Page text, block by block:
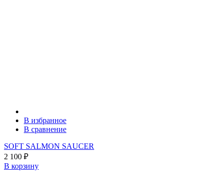
В избранное
В сравнение
SOFT SALMON SAUCER
2 100 ₽
В корзину